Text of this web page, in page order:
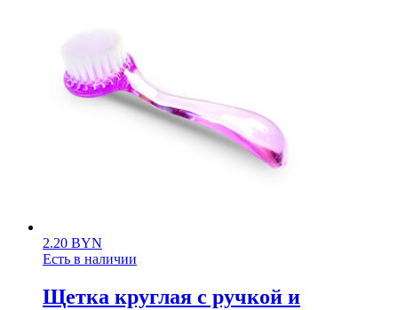
2.20 BYN
Есть в наличии
Щетка круглая с ручкой и